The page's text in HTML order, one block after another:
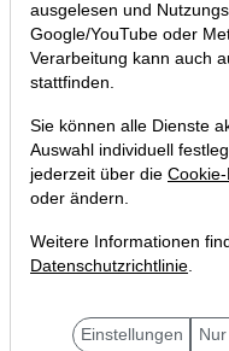
04.04.2013 um 21:28 Uhr |
Ich habe Neuigkeiten
ausgelesen und
Google/YouTube oder
Verarbeitung kann auch
stattfinden.
Sie können alle Dienste
Auswahl individuell
jederzeit über die
oder ändern.
Weitere Informationen
Datenschutzrichtlinie.
Einstellungen